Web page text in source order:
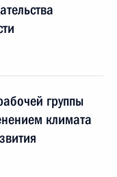
группы
климата